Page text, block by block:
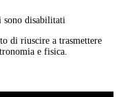
sono disabilitati
di riuscire a trasmettere
e fisica.